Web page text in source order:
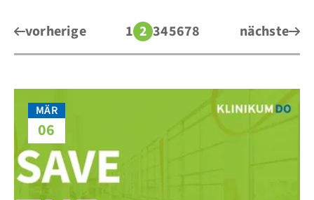
vorherige 1 2 345678 nächste
MÄR
06